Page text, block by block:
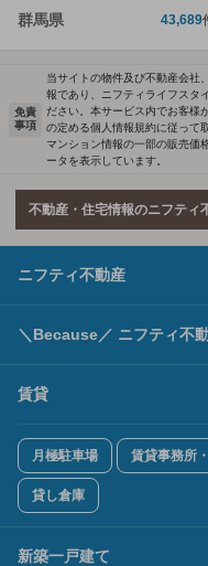
群馬県 43,689
免責
事項
当サイトの物件及び不動産会社
報であり、ニフティライフスタ
ださい。本サービス内でお客様
の定める個人情報規約に従って
マンション情報の一部の販売価
ータを表示しています。
不動産・住宅情報のニフティ
ニフティ不動産
＼Because／ ニフティ不
賃貸
月極駐車場 賃貸事務所
貸し倉庫
新築一戸建て